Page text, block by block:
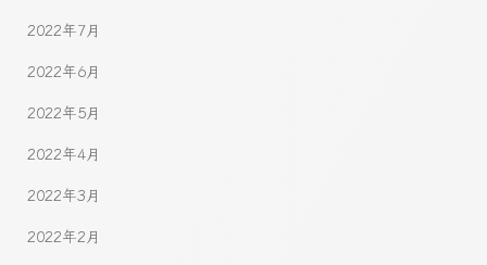
2022年7月
2022年6月
2022年5月
2022年4月
2022年3月
2022年2月